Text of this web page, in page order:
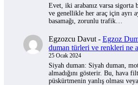
Evet, iki arabanız varsa sigorta
ve genellikle her araç için ayrı
basamağı, zorunlu trafik…
Egzozcu Davut - Egzoz
duman türleri ve renkleri ne
25 Ocak 2024
Siyah duman: Siyah duman,
almadığını gösterir. Bu, hava
püskürtmenin yanlış olması